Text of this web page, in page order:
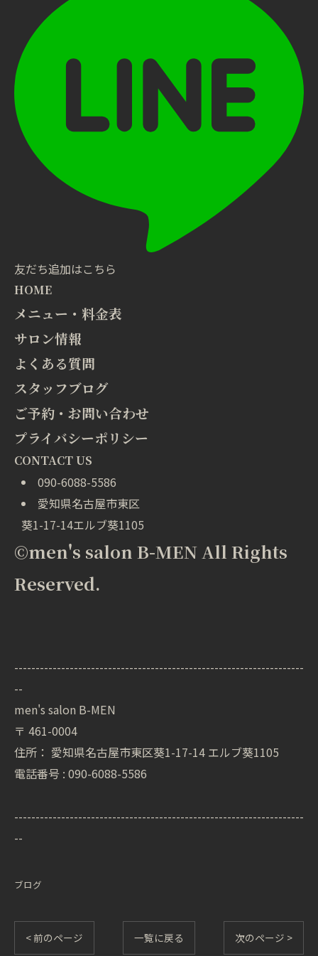
友だち追加はこちら
HOME
メニュー・料金表
サロン情報
よくある質問
スタッフブログ
ご予約・お問い合わせ
プライバシーポリシー
CONTACT US
090-6088-5586
愛知県名古屋市東区
葵1-17-14エルブ葵1105
©men's salon B-MEN All Rights
Reserved.
--------------------------------------------------------------------
--
men's salon B-MEN
〒 461-0004
住所： 愛知県名古屋市東区葵1-17-14 エルブ葵1105
電話番号 : 090-6088-5586
--------------------------------------------------------------------
--
ブログ
< 前のページ 一覧に戻る 次のページ >